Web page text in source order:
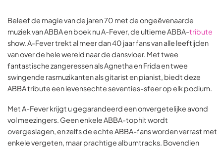
Beleef de magie van de jaren 70 met de ongeëvenaarde
muziek van ABBA en boek nu A-Fever, de ultieme ABBA-tribute
show. A-Fever trekt al meer dan 40 jaar fans van alle leeftijden
van over de hele wereld naar de dansvloer. Met twee
fantastische zangeressen als Agnetha en Frida en twee
swingende rasmuzikanten als gitarist en pianist, biedt deze
ABBA tribute een levensechte seventies-sfeer op elk podium.
Met A-Fever krijgt u gegarandeerd een onvergetelijke avond
vol meezingers. Geen enkele ABBA-tophit wordt
overgeslagen, en zelfs de echte ABBA-fans worden verrast met
enkele vergeten, maar prachtige albumtracks. Bovendien